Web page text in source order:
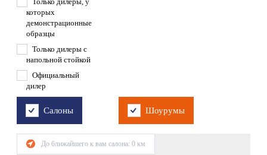
которых
демонстрационные
образцы
Только дилеры с
напольной стойкой
Официальный
дилер
Салоны Шоурумы
До ближайшего к вам салона: 0 км